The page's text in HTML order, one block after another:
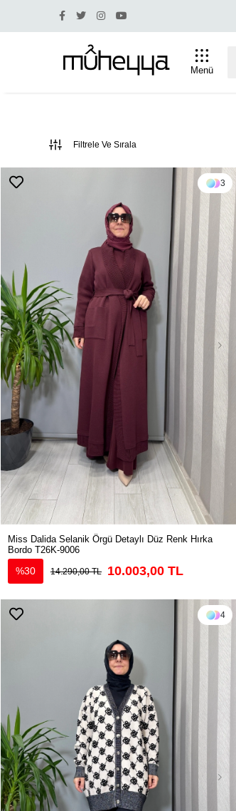
ve değişim yapılmamaktadır.
Menü
Filtrele Ve Sırala
3
Miss Dalida Selanik Örgü Detaylı Düz Renk Hırka
Bordo T26K-9006
%30 14.290,00 TL 10.003,00 TL
4